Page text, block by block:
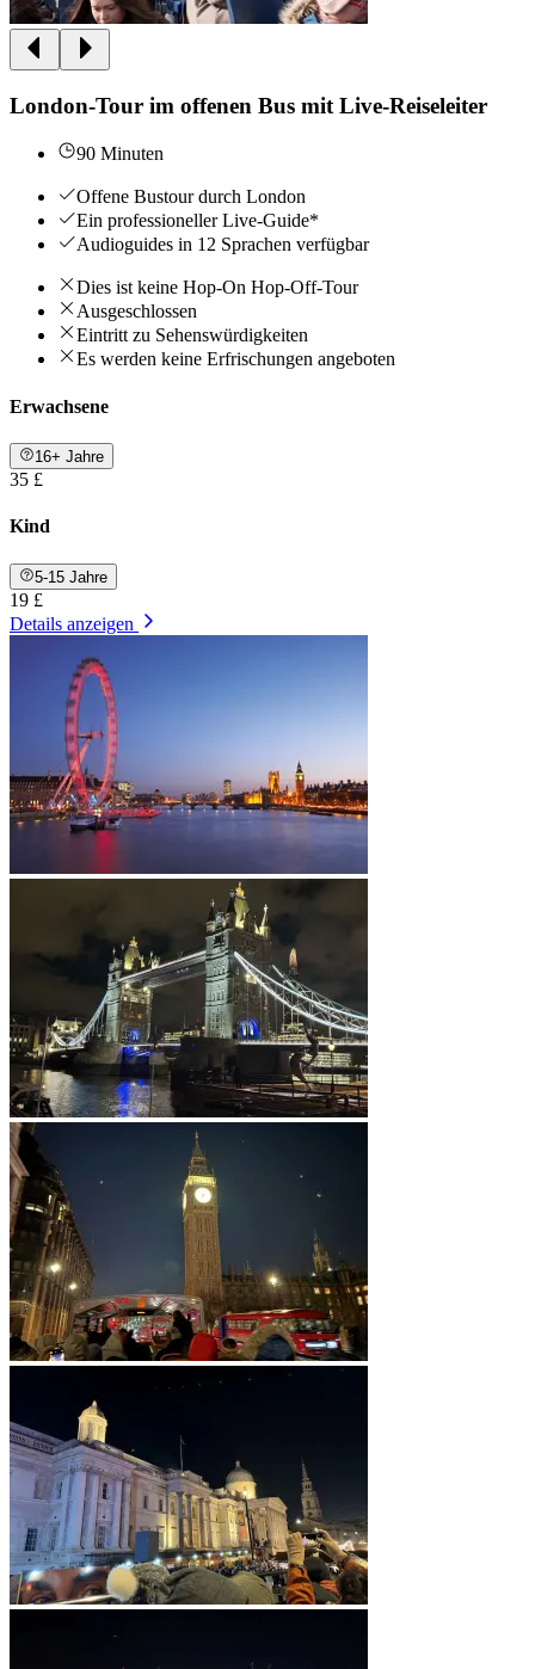
London-Tour im offenen Bus mit Live-Reiseleiter
90 Minuten
Offene Bustour durch London
Ein professioneller Live-Guide*
Audioguides in 12 Sprachen verfügbar
Dies ist keine Hop-On Hop-Off-Tour
Ausgeschlossen
Eintritt zu Sehenswürdigkeiten
Es werden keine Erfrischungen angeboten
Erwachsene
16+ Jahre
35 £
Kind
5-15 Jahre
19 £
Details anzeigen